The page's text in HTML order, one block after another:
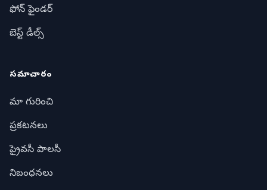
ఫోన్ ఫైండర్
బెస్ట్ డీల్స్
సమాచారం
మా గురించి
ప్రకటనలు
ప్రైవసీ పాలసీ
నిబంధనలు